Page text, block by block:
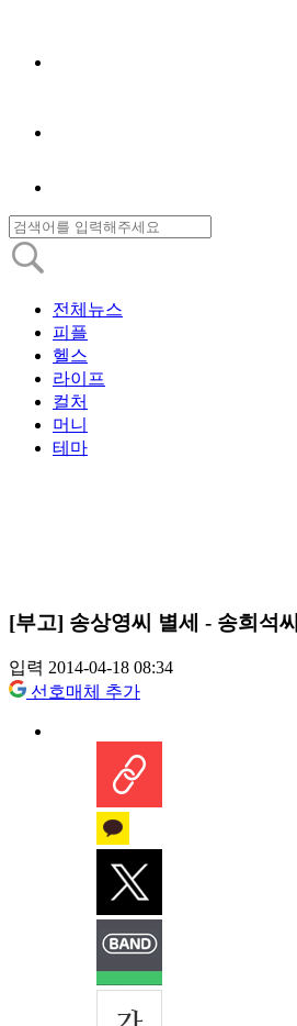
전체뉴스
피플
헬스
라이프
컬처
머니
테마
[부고] 송상영씨 별세 - 송희석
입력 2014-04-18 08:34
선호매체 추가